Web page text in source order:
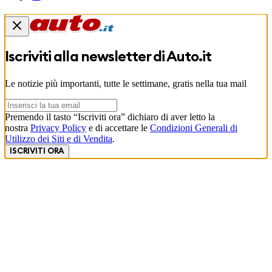
Iscriviti alla newsletter diAuto.it
Le notizie più importanti, tutte le settimane, gratis nella tua mail
Premendo il tasto “Iscriviti ora” dichiaro di aver letto la
nostra Privacy Policy e di accettare le Condizioni Generali di
Utilizzo dei Siti e di Vendita.
ISCRIVITI ORA